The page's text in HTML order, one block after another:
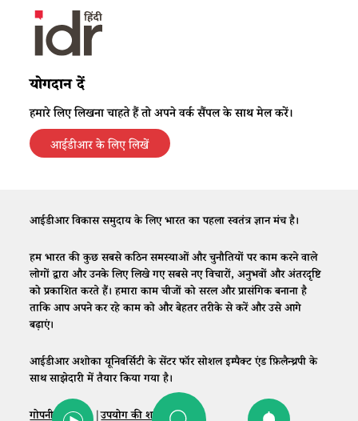
योगदान दें
हमारे लिए लिखना चाहते हैं तो अपने वर्क सैंपल के साथ मेल करें।
आईडीआर के लिए लिखें
आईडीआर विकास समुदाय के लिए भारत का पहला स्वतंत्र ज्ञान मंच है।
हम भारत की कुछ सबसे कठिन समस्याओं और चुनौतियों पर काम करने वाले
लोगों द्वारा और उनके लिए लिखे गए सबसे नए विचारों, अनुभवों और अंतरदृष्टि
को प्रकाशित करते हैं। हमारा काम चीजों को सरल और प्रासंगिक बनाना है
ताकि आप अपने कर रहे काम को और बेहतर तरीके से करें और उसे आगे
बढ़ाएं।
आईडीआर अशोका यूनिवर्सिटी के सेंटर फॉर सोशल इम्पैक्ट एंड फ़िलैन्थ्रपी के
साथ साझेदारी में तैयार किया गया है।
गोपनीयता नीति|उपयोग की शर्तें |संपर्क